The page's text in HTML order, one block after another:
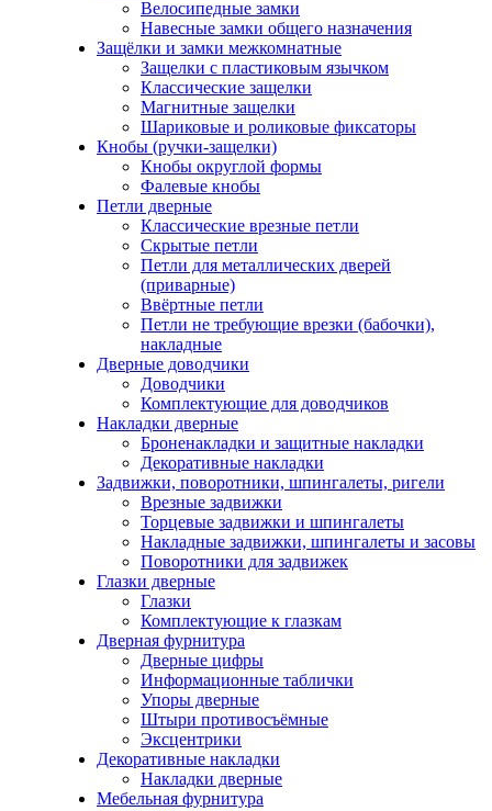
Велосипедные замки
Навесные замки общего назначения
Защёлки и замки межкомнатные
Защелки с пластиковым язычком
Классические защелки
Магнитные защелки
Шариковые и роликовые фиксаторы
Кнобы (ручки-защелки)
Кнобы округлой формы
Фалевые кнобы
Петли дверные
Классические врезные петли
Скрытые петли
Петли для металлических дверей
(приварные)
Ввёртные петли
Петли не требующие врезки (бабочки),
накладные
Дверные доводчики
Доводчики
Комплектующие для доводчиков
Накладки дверные
Броненакладки и защитные накладки
Декоративные накладки
Задвижки, поворотники, шпингалеты, ригели
Врезные задвижки
Торцевые задвижки и шпингалеты
Накладные задвижки, шпингалеты и засовы
Поворотники для задвижек
Глазки дверные
Глазки
Комплектующие к глазкам
Дверная фурнитура
Дверные цифры
Информационные таблички
Упоры дверные
Штыри противосъёмные
Эксцентрики
Декоративные накладки
Накладки дверные
Мебельная фурнитура